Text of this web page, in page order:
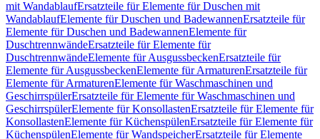
mit WandablaufErsatzteile für Elemente für Duschen mit
WandablaufElemente für Duschen und BadewannenErsatzteile für
Elemente für Duschen und BadewannenElemente für
DuschtrennwändeErsatzteile für Elemente für
DuschtrennwändeElemente für AusgussbeckenErsatzteile für
Elemente für AusgussbeckenElemente für ArmaturenErsatzteile für
Elemente für ArmaturenElemente für Waschmaschinen und
GeschirrspülerErsatzteile für Elemente für Waschmaschinen und
GeschirrspülerElemente für KonsollastenErsatzteile für Elemente für
KonsollastenElemente für KüchenspülenErsatzteile für Elemente für
KüchenspülenElemente für WandspeicherErsatzteile für Elemente